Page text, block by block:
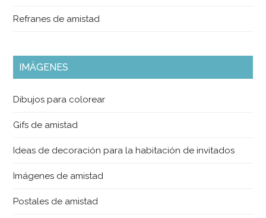
Refranes de amistad
IMÁGENES
Dibujos para colorear
Gifs de amistad
Ideas de decoración para la habitación de invitados
Imágenes de amistad
Postales de amistad